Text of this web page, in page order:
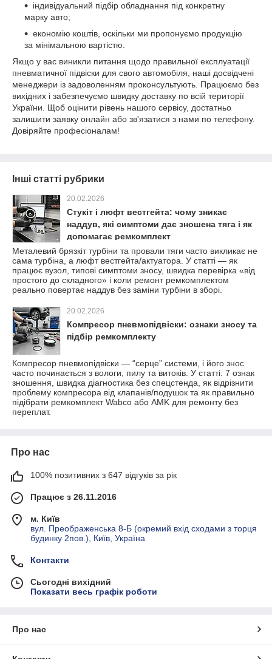
індивідуальний підбір обладнання під конкретну
марку авто;
економію коштів, оскільки ми пропонуємо продукцію
за мінімальною вартістю.
Якщо у вас виникли питання щодо правильної експлуатації
пневматичної підвіски для свого автомобіля, наші досвідчені
менеджери із задоволенням проконсультують. Працюємо без
вихідних і забезпечуємо швидку доставку по всій території
України. Щоб оцінити рівень нашого сервісу, достатньо
залишити заявку онлайн або зв'язатися з нами по телефону.
Довіряйте професіоналам!
Інші статті рубрики
20.02.2026
Стукіт і люфт вестгейта: чому зникає
наддув, які симптоми дає зношена тяга і як
допомагає ремкомплект
Металевий брязкіт турбіни та провали тяги часто викликає не
сама турбіна, а люфт вестгейта/актуатора. У статті — як
працює вузол, типові симптоми зносу, швидка перевірка «від
простого до складного» і коли ремонт ремкомплектом
реально повертає наддув без заміни турбіни в зборі.
20.02.2026
Компресор пневмопідвіски: ознаки зносу та
підбір ремкомплекту
Компресор пневмопідвіски — “серце” системи, і його знос
часто починається з вологи, пилу та витоків. У статті: 7 ознак
зношення, швидка діагностика без спецстенда, як відрізнити
проблему компресора від клапанів/подушок та як правильно
підібрати ремкомплект Wabco або AMK для ремонту без
переплат.
Про нас
100% позитивних з 647 відгуків за рік
Працює з 26.11.2016
м. Київ
вул. Преображенська 8-Б (окремий вхід сходами з торця
будинку 2пов.), Київ, Україна
Контакти
Сьогодні вихідний
Показати весь графік роботи
Про нас